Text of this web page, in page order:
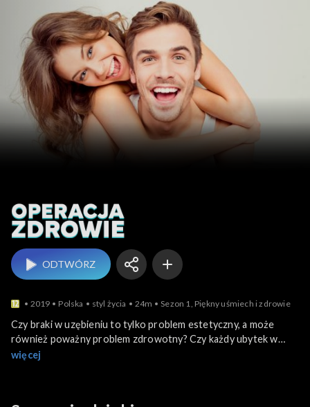
Operacja Zdrowie!
ODTWÓRZ
2019 Polska styl życia 24m Sezon 1, Piękny uśmiech i zdrowie
Czy braki w uzębieniu to tylko problem estetyczny, a może
również poważny problem zdrowotny? Czy każdy ubytek w
uzębieniu powinien być uzupełniony? Dlaczego ubytki w
więcej